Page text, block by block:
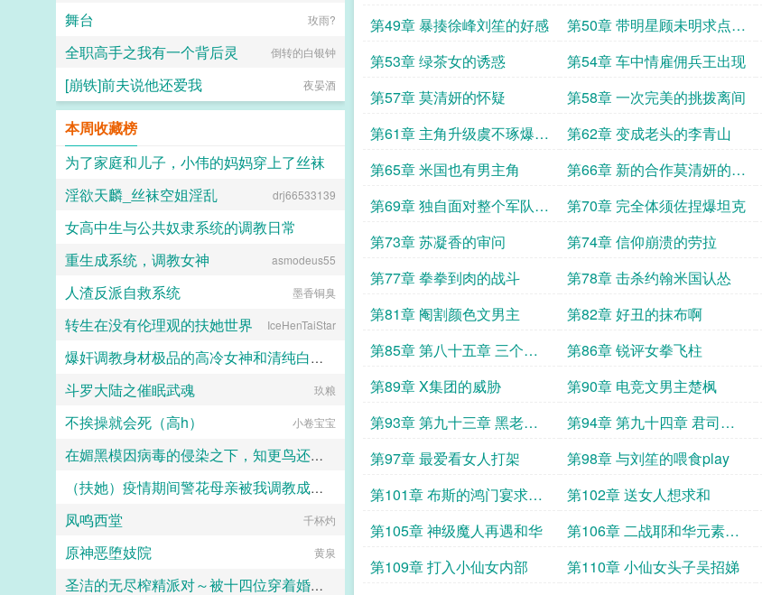
第49章 暴揍徐峰刘笙的好感
第50章 带明星顾未明求点赞
观众打赏
第53章 绿茶女的诱惑 第54章 车中情雇佣兵王出现
第57章 莫清妍的怀疑
第58章 一次完美的挑拨离间
第61章 主角升级虞不琢爆火
求点赞关注
第62章 变成老头的李青山
第65章 米国也有男主角
第66章 新的合作莫清妍的作
用求点赞关注打
第69章 独自面对整个军队求
点赞关注打赏
第70章 完全体须佐捏爆坦克
第73章 苏凝香的审问 第74章 信仰崩溃的劳拉
第77章 拳拳到肉的战斗
第78章 击杀约翰米国认怂
第81章 阉割颜色文男主
第82章 好丑的抹布啊
第85章 第八十五章 三个女
偶像求点赞关注打赏
第86章 锐评女拳飞柱
第89章 X集团的威胁
第90章 电竞文男主楚枫
第93章 第九十三章 黑老大
的克星求点赞关注打
第94章 第九十四章 君司岚
的愤怒求点赞关注打
第97章 最爱看女人打架
第98章 与刘笙的喂食play
第101章 布斯的鸿门宴求点
赞关注打
第102章 送女人想求和
第105章 神级魔人再遇和华
第106章 二战耶和华元素之
力
第109章 打入小仙女内部 第110章 小仙女头子吴招娣
舞台 玫雨?
全职高手之我有一个背后灵 倒转的白银钟
[崩铁]前夫说他还爱我 夜晏酒
本周收藏榜
为了家庭和儿子，小伟的妈妈穿上了丝袜
daokee
淫欲天麟_丝袜空姐淫乱 drj66533139
女高中生与公共奴隶系统的调教日常
喵不可言
重生成系统，调教女神 asmodeus55
人渣反派自救系统 墨香铜臭
转生在没有伦理观的扶她世界 IceHenTaiStar
爆奸调教身材极品的高冷女神和清纯白袜甜妹留学生，射满她们的鞋柜里的高跟鞋和小皮鞋
ni1l
斗罗大陆之催眠武魂 玖粮
不挨操就会死（高h） 小卷宝宝
在媚黑模因病毒的侵染之下，知更鸟还是恶堕成了黑爹的媚黑母猪
人头木321
（扶她）疫情期间警花母亲被我调教成三洞全开的肉便器母狗
霜染official
凤鸣西堂 千杯灼
原神恶堕妓院 黄泉
圣洁的无尽榨精派对～被十四位穿着婚纱的舰娘新娘们在教堂内献上身体的集体婚礼～